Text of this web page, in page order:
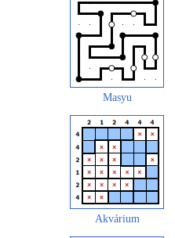
Masyu
Akvárium